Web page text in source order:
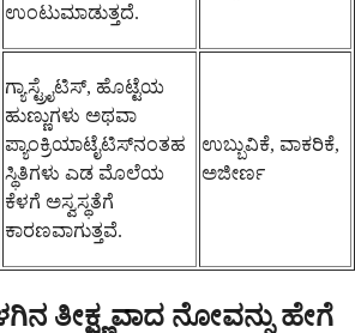
ಉಂಟುಮಾಡುತ್ತದೆ.
ಗ್ಯಾಸ್ಟ್ರೈಟಿಸ್, ಹೊಟ್ಟೆಯ
ಹುಣ್ಣುಗಳು ಅಥವಾ
ಪ್ಯಾಂಕ್ರಿಯಾಟೈಟಿಸ್‌ನಂತಹ
ಸ್ಥಿತಿಗಳು ಎಡ ಮೊಲೆಯ
ಕೆಳಗೆ ಅಸ್ವಸ್ಥತೆಗೆ
ಕಾರಣವಾಗುತ್ತವೆ.
ಉಬ್ಬುವಿಕೆ, ವಾಕರಿಕೆ,
ಅಜೀರ್ಣ
ತೀಕ್ಷ್ಣವಾದ ನೋವನ್ನು ಹೇಗೆ